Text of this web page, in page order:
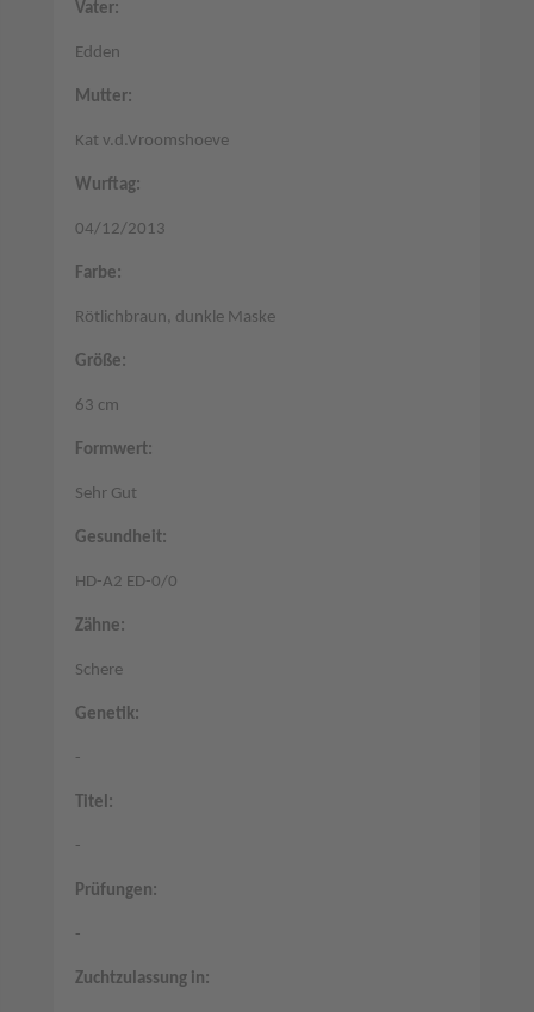
Vater:
Edden
Mutter:
Kat v.d.Vroomshoeve
Wurftag:
04/12/2013
Farbe:
Rötlichbraun, dunkle Maske
Größe:
63 cm
Formwert:
Sehr Gut
Gesundheit:
HD-A2 ED-0/0
Zähne:
Schere
Genetik:
-
Titel:
-
Prüfungen:
-
Zuchtzulassung in: